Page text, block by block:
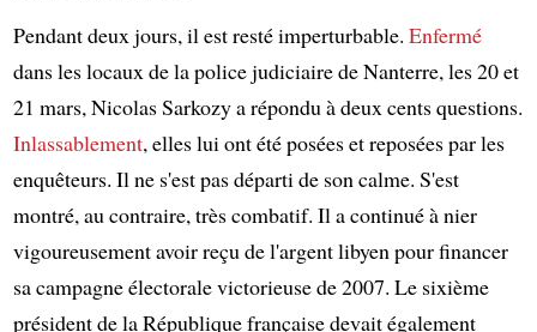
Pendant deux jours, il est resté imperturbable. Enfermé
dans les locaux de la police judiciaire de Nanterre, les 20 et
21 mars, Nicolas Sarkozy a répondu à deux cents questions.
Inlassablement, elles lui ont été posées et reposées par les
enquêteurs. Il ne s'est pas départi de son calme. S'est
montré, au contraire, très combatif. Il a continué à nier
vigoureusement avoir reçu de l'argent libyen pour financer
sa campagne électorale victorieuse de 2007. Le sixième
président de la République française devait également